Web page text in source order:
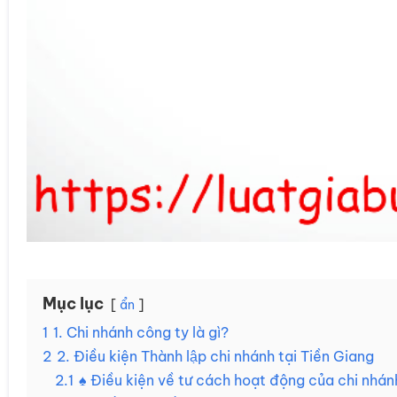
Mục lục ẩn
1 1. Chi nhánh công ty là gì?
2 2. Điều kiện Thành lập chi nhánh tại Tiền Giang
2.1 ♠ Điều kiện về tư cách hoạt động của chi